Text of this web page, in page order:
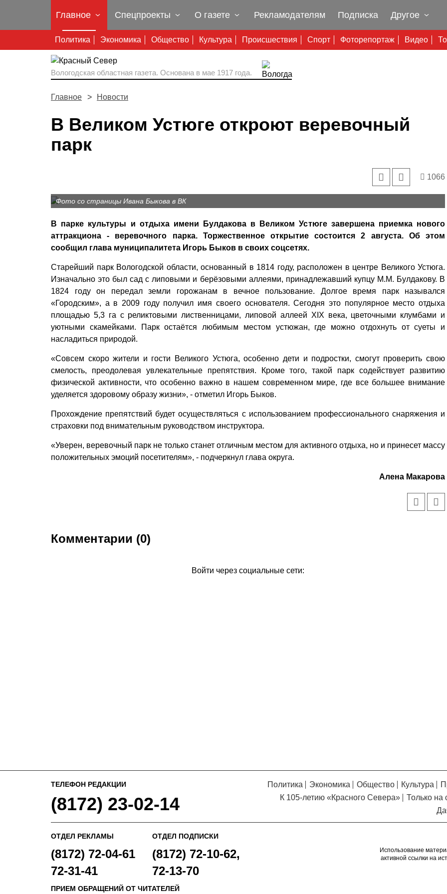
Главное
Политика Экономика Общество Культура Происшествия Спорт Фоторепортаж Видео
Спецпроекты О газете Рекламодателям Подписка Другое
Вологодская областная газета. Основана в мае 1917 года.
Главное Новости
В Великом Устюге откроют веревочный
парк
1066
Фото со страницы Ивана Быкова в ВК
В парке культуры и отдыха имени Булдакова в Великом Устюге завершена приемка нового
аттракциона - веревочного парка. Торжественное открытие состоится 2 августа. Об этом
сообщил глава муниципалитета Игорь Быков в своих соцсетях.
Старейший парк Вологодской области, основанный в 1814 году, расположен в центре Великого Устюга.
Изначально это был сад с липовыми и берёзовыми аллеями, принадлежавший купцу М.М. Булдакову. В
1824 году он передал земли горожанам в вечное пользование. Долгое время парк назывался
«Городским», а в 2009 году получил имя своего основателя. Сегодня это популярное место отдыха
площадью 5,3 га с реликтовыми лиственницами, липовой аллеей XIX века, цветочными клумбами и
уютными скамейками. Парк остаётся любимым местом устюжан, где можно отдохнуть от суеты и
насладиться природой.
«Совсем скоро жители и гости Великого Устюга, особенно дети и подростки, смогут проверить свою
смелость, преодолевая увлекательные препятствия. Кроме того, такой парк содействует развитию
физической активности, что особенно важно в нашем современном мире, где все большее внимание
уделяется здоровому образу жизни», - отметил Игорь Быков.
Прохождение препятствий будет осуществляться с использованием профессионального снаряжения и
страховки под внимательным руководством инструктора.
«Уверен, веревочный парк не только станет отличным местом для активного отдыха, но и принесет массу
положительных эмоций посетителям», - подчеркнул глава округа.
Алена Макарова
Комментарии (0)
Войти через социальные сети:
ТЕЛЕФОН РЕДАКЦИИ
(8172) 23-02-14
Политика Экономика Общество Культура
К 105-летию «Красного Севера»
Только на
ОТДЕЛ РЕКЛАМЫ
(8172) 72-04-61
72-31-41
ОТДЕЛ ПОДПИСКИ
(8172) 72-10-62,
72-13-70
ПРИЕМ ОБРАЩЕНИЙ ОТ ЧИТАТЕЛЕЙ
Использование
активной ссылки на